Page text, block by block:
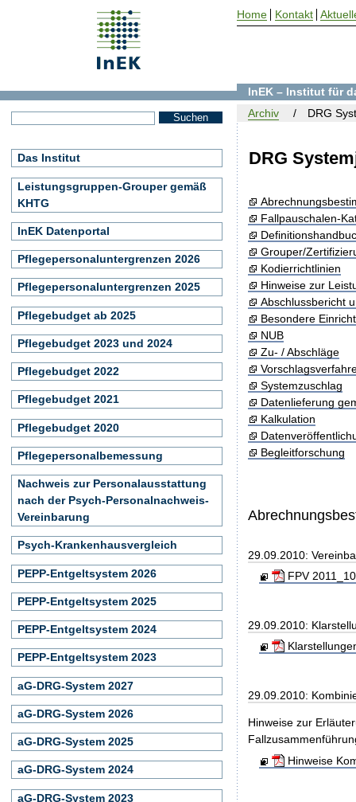
DRG
Fallpauschalen-
Grouper/
Kodierrichtlinien
Hinweise zur
Abschlussbericht
Besondere
NUB
Zu- / Abschläge
Systemzuschlag
Datenlieferung
Kalkulation
Begleitforschung
29.09.2010:
FPV
29.09.2010:
29.09.2010:
Hinweise zur
Hinweise
InEK – Institut für
Archiv
DRG
Das Institut
Leistungsgruppen-Grouper gemäß
KHTG
InEK Datenportal
Pflegepersonaluntergrenzen 2026
Pflegepersonaluntergrenzen 2025
Pflegebudget ab 2025
Pflegebudget 2023 und 2024
Pflegebudget 2022
Pflegebudget 2021
Pflegebudget 2020
Pflegepersonalbemessung
Nachweis zur Personalausstattung
nach der Psych-Personalnachweis-
Vereinbarung
Psych-Krankenhausvergleich
PEPP-Entgeltsystem 2026
PEPP-Entgeltsystem 2025
PEPP-Entgeltsystem 2024
PEPP-Entgeltsystem 2023
aG-DRG-System 2027
aG-DRG-System 2026
aG-DRG-System 2025
aG-DRG-System 2024
aG-DRG-System 2023
Home Kontakt